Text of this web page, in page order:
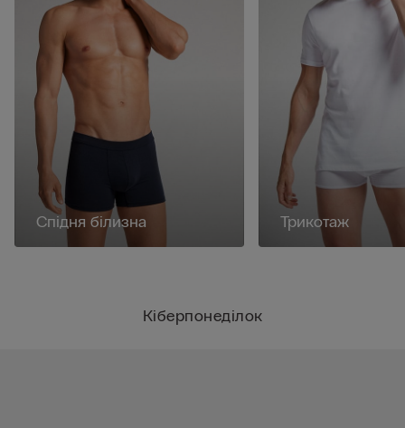
Кіберпонеділок
Спідня білизна Трикотаж